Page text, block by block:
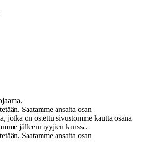
Saatamme ansaita osan
jotka on ostettu sivustomme kautta osana
jälleenmyyjien kanssa.
Saatamme ansaita osan